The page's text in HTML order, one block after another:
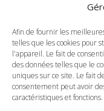
Afin de fournir les
telles que les cookies pour
l'appareil. Le fait de
des données telles que le
uniques sur ce site. Le fait
consentement peut avoir
caractéristiques et fonctions.
new
window
new
window23 juin
social
20 mai